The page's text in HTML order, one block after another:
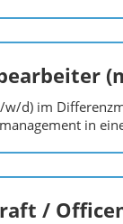
d) im
in
/